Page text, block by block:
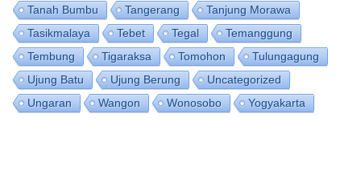
Tanah Bumbu
Tangerang
Tanjung Morawa
Tasikmalaya
Tebet Tegal
Temanggung
Tembung
Tigaraksa Tomohon
Tulungagung
Ujung Batu
Ujung Berung
Uncategorized
Ungaran
Wangon Wonosobo Yogyakarta